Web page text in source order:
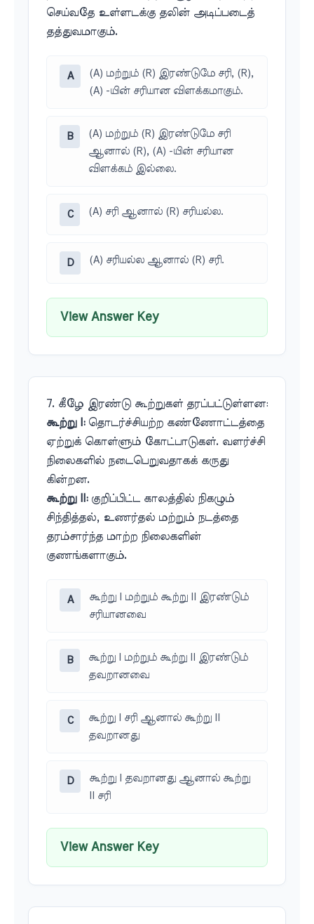
செய்வதே உள்ளடக்கு தலின் அடிப்படைத்
தத்துவமாகும்.
A
(A) மற்றும் (R) இரண்டுமே சரி, (R),
(A) -யின் சரியான விளக்கமாகும்.
B
(A) மற்றும் (R) இரண்டுமே சரி
ஆனால் (R), (A) -யின் சரியான
விளக்கம் இல்லை.
C (A) சரி ஆனால் (R) சரியல்ல.
D (A) சரியல்ல ஆனால் (R) சரி.
View Answer Key
7. கீழே இரண்டு கூற்றுகள் தரப்பட்டுள்ளன:
கூற்று I:தொடர்ச்சியற்ற கண்ணோட்டத்தை
ஏற்றுக் கொள்ளும் கோட்பாடுகள். வளர்ச்சி
நிலைகளில் நடைபெறுவதாகக் கருது
கின்றன.
கூற்று II:குறிப்பிட்ட காலத்தில் நிகழும்
சிந்தித்தல், உணர்தல் மற்றும் நடத்தை
தரம்சார்ந்த மாற்ற நிலைகளின்
குணங்களாகும்.
A
கூற்று I மற்றும் கூற்று II இரண்டும்
சரியானவை
B
கூற்று I மற்றும் கூற்று II இரண்டும்
தவறானவை
C
கூற்று I சரி ஆனால் கூற்று II
தவறானது
D
கூற்று I தவறானது ஆனால் கூற்று
II சரி
View Answer Key